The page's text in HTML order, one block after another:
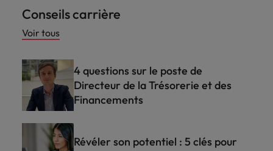
Conseils carrière
Voir tous
4 questions sur le poste de
Directeur de la Trésorerie et des
Financements
Révéler son potentiel : 5 clés pour